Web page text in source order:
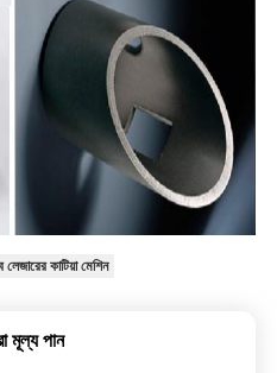
লেজারের কাটিয়া মেশিন
মূল্য পান